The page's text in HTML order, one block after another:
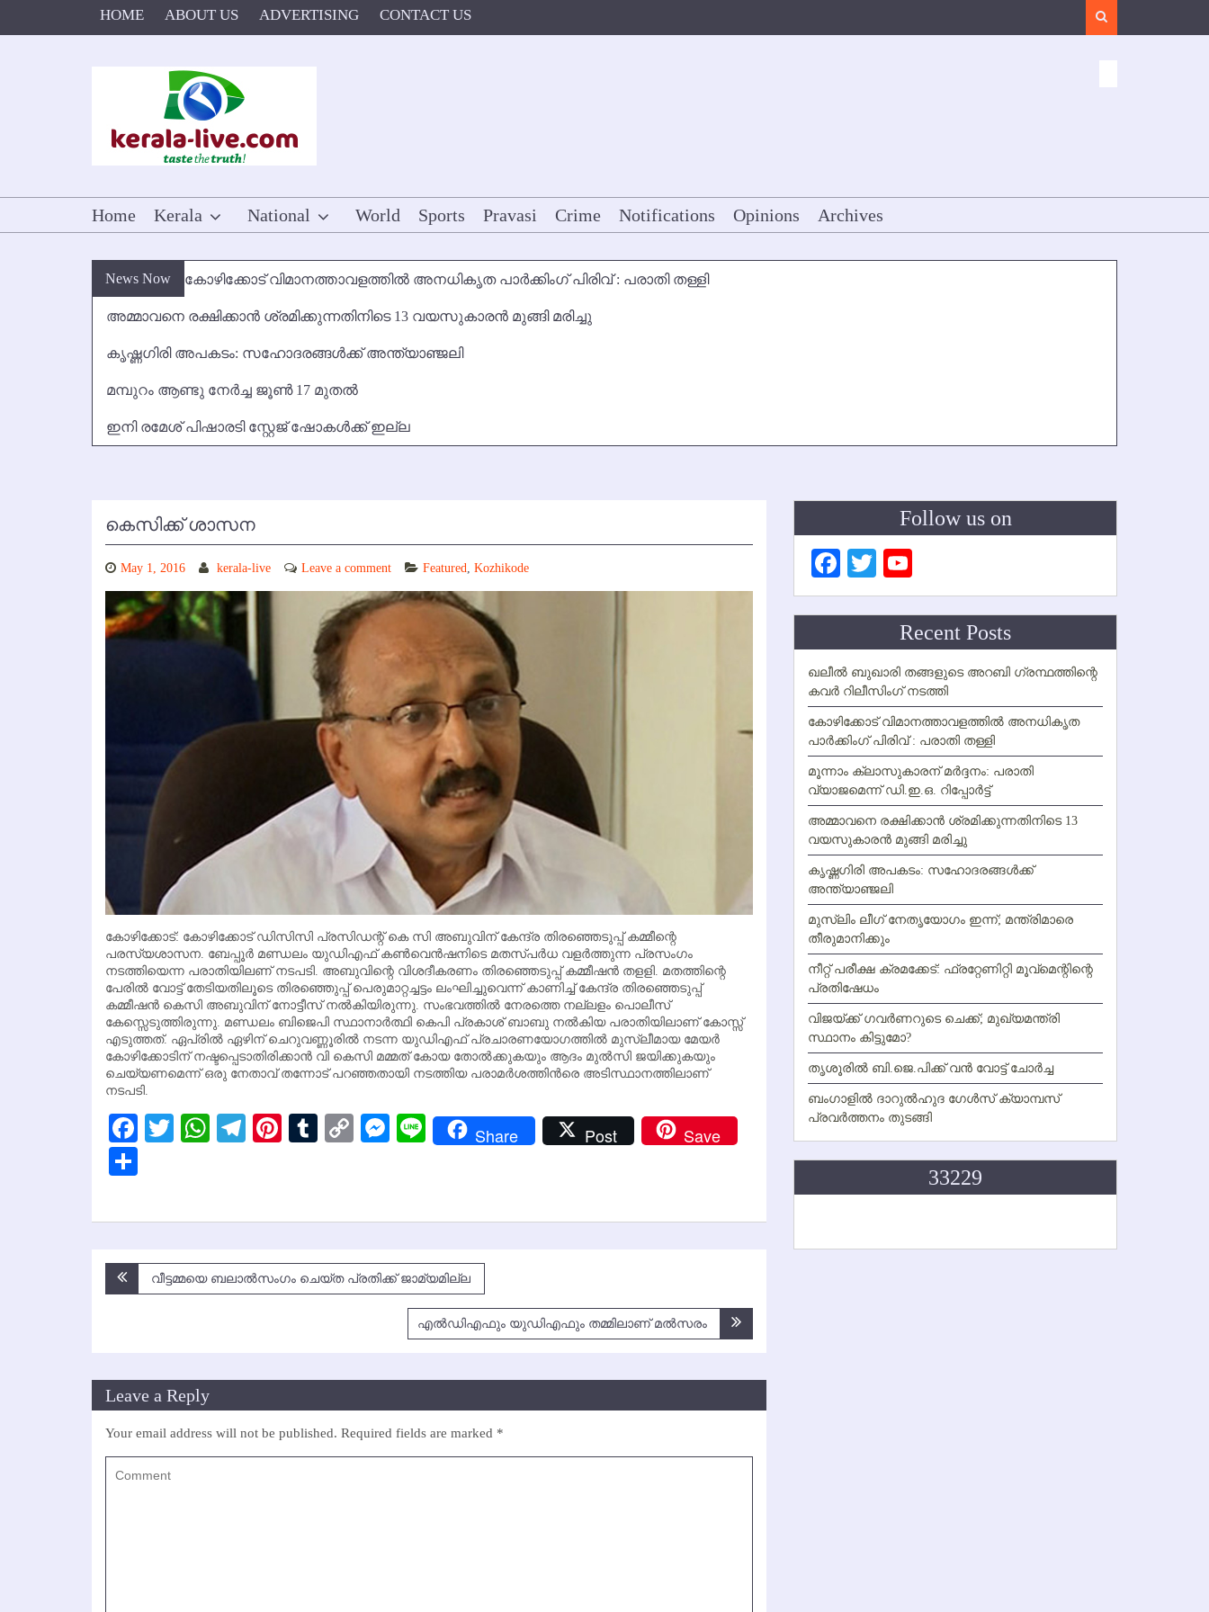
HOME ABOUT US ADVERTISING CONTACT US
Home Kerala National World Sports Pravasi Crime Notifications Opinions Archives
News Now കോഴിക്കോട് വിമാനത്താവളത്തില്‍ അനധികൃത പാര്‍ക്കിംഗ് പിരിവ് : പരാതി തള്ളി
അമ്മാവനെ രക്ഷിക്കാന്‍ ശ്രമിക്കുന്നതിനിടെ 13 വയസുകാരന്‍ മുങ്ങി മരിച്ചു
കൃഷ്ണഗിരി അപകടം: സഹോദരങ്ങള്‍ക്ക് അന്ത്യാഞ്ജലി
മമ്പുറം ആണ്ടു നേര്‍ച്ച ജൂണ്‍ 17 മുതല്‍
ഇനി രമേശ് പിഷാരടി സ്റ്റേജ് ഷോകള്‍ക്ക് ഇല്ല
കെസിക്ക് ശാസന
May 1, 2016 kerala-live Leave a comment Featured, Kozhikode
കോഴിക്കോട്: കോഴിക്കോട് ഡിസിസി പ്രസിഡന്റ് കെ സി അബുവിന് കേന്ദ്ര തിരഞ്ഞെടുപ്പ് കമ്മീന്റെ
പരസ്യശാസന. ബേപ്പൂര്‍ മണ്ഡലം യുഡിഎഫ് കണ്‍വെന്‍ഷനിടെ മതസ്പര്‍ധ വളര്‍ത്തുന്ന പ്രസംഗം
നടത്തിയെന്ന പരാതിയിലണ് നടപടി. അബുവിന്റെ വിശദീകരണം തിരഞ്ഞെടുപ്പ് കമ്മീഷന്‍ തളളി. മതത്തിന്റെ
പേരില്‍ വോട്ട് തേടിയതിലൂടെ തിരഞ്ഞെുപ്പ് പെരുമാറ്റച്ചട്ടം ലംഘിച്ചുവെന്ന് കാണിച്ച് കേന്ദ്ര തിരഞ്ഞെടുപ്പ്
കമ്മീഷന്‍ കെസി അബുവിന് നോട്ടീസ് നല്‍കിയിരുന്നു. സംഭവത്തില്‍ നേരത്തെ നല്ലളം പൊലീസ്
കേസ്സെടുത്തിരുന്നു. മണ്ഡലം ബിജെപി സ്ഥാനാര്‍ത്ഥി കെപി പ്രകാശ് ബാബു നല്‍കിയ പരാതിയിലാണ് കോസ്സ്
എടുത്തത്. ഏപ്രില്‍ ഏഴിന് ചെറുവണ്ണൂരില്‍ നടന്ന യുഡിഎഫ് പ്രചാരണയോഗത്തില്‍ മുസ്ലീമായ മേയര്‍
കോഴിക്കോടിന് നഷ്ടപ്പെടാതിരിക്കാന്‍ വി കെസി മമ്മത് കോയ തോല്‍ക്കുകയും ആദം മുല്‍സി ജയിക്കുകയും
ചെയ്യണമെന്ന് ഒരു നേതാവ് തന്നോട് പറഞ്ഞതായി നടത്തിയ പരാമര്‍ശത്തിന്‍രെ അടിസ്ഥാനത്തിലാണ്
നടപടി.
Facebook
TwitterWhatsApp
Telegram
Pinterest
Tumblr
CopyMessenger
LineShare Post Save
Post
വീട്ടമ്മയെ ബലാല്‍സംഗം ചെയ്ത പ്രതിക്ക് ജാമ്യമില്ല
എല്‍ഡിഎഫും യുഡിഎഫും തമ്മിലാണ് മല്‍സരം
Leave a Reply
Your email address will not be published. Required fields are marked *
Follow us on
Facebook
Twitter
Channel
Recent Posts
ഖലീല്‍ ബുഖാരി തങ്ങളുടെ അറബി ഗ്രന്ഥത്തിന്റെ
കവര്‍ റിലീസിംഗ് നടത്തി
കോഴിക്കോട് വിമാനത്താവളത്തില്‍ അനധികൃത
പാര്‍ക്കിംഗ് പിരിവ് : പരാതി തള്ളി
മൂന്നാം ക്ലാസുകാരന് മര്‍ദ്ദനം: പരാതി
വ്യാജമെന്ന് ഡി.ഇ.ഒ. റിപ്പോര്‍ട്ട്
അമ്മാവനെ രക്ഷിക്കാന്‍ ശ്രമിക്കുന്നതിനിടെ 13
വയസുകാരന്‍ മുങ്ങി മരിച്ചു
കൃഷ്ണഗിരി അപകടം: സഹോദരങ്ങള്‍ക്ക്
അന്ത്യാഞ്ജലി
മുസ്ലിം ലീഗ് നേതൃയോഗം ഇന്ന്; മന്ത്രിമാരെ
തീരുമാനിക്കും
നീറ്റ് പരീക്ഷ ക്രമക്കേട്: ഫ്രറ്റേണിറ്റി മൂവ്‌മെന്റിന്റെ
പ്രതിഷേധം
വിജയ്ക്ക് ഗവര്‍ണറുടെ ചെക്ക്; മുഖ്യമന്ത്രി
സ്ഥാനം കിട്ടുമോ?
തൃശൂരില്‍ ബി.ജെ.പിക്ക് വന്‍ വോട്ട് ചോര്‍ച്ച
ബംഗാളില്‍ ദാറുല്‍ഹുദ ഗേള്‍സ് ക്യാമ്പസ്
പ്രവര്‍ത്തനം തുടങ്ങി
33229